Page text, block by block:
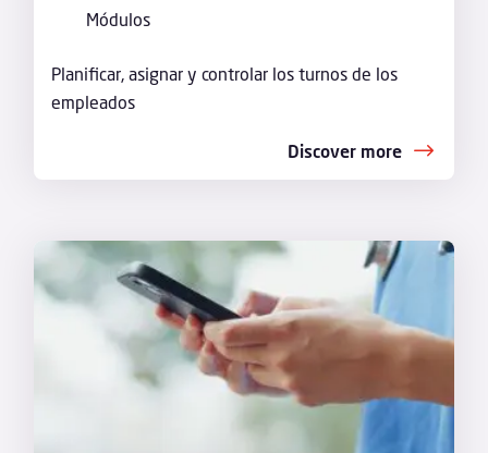
Módulos
Planificar, asignar y controlar los turnos de los
empleados
Discover more